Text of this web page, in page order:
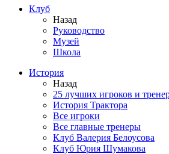
Клуб
Назад
Руководство
Музей
Школа
История
Назад
25 лучших игроков и
История Трактора
Все игроки
Все главные тренеры
Клуб Валерия Белоусова
Клуб Юрия Шумакова